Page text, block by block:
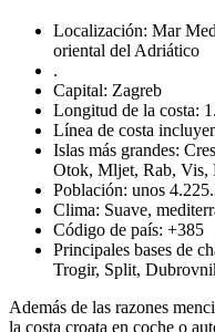
Localización: Mar
oriental del Adriático
.
Capital: Zagreb
Longitud de la costa:
Línea de costa
Islas más grandes:
Otok, Mljet, Rab, Vis,
Población: unos
Clima: Suave,
Código de país: +385
Principales bases de
Trogir, Split,
Además de las razones
la costa croata en coche o